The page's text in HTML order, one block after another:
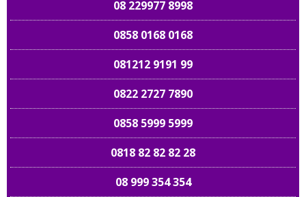
08 229977 8998
0858 0168 0168
081212 9191 99
0822 2727 7890
0858 5999 5999
0818 82 82 82 28
08 999 354 354